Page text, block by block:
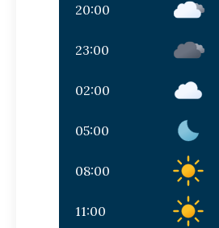
20:00
23:00
02:00
05:00
08:00
11:00